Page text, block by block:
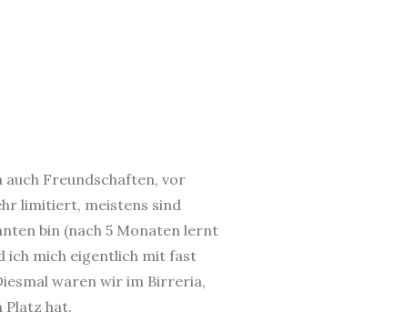
auch Freundschaften, vor
limitiert, meistens sind
bin (nach 5 Monaten lernt
ich mich eigentlich mit fast
waren wir im Birreria,
Platz hat.